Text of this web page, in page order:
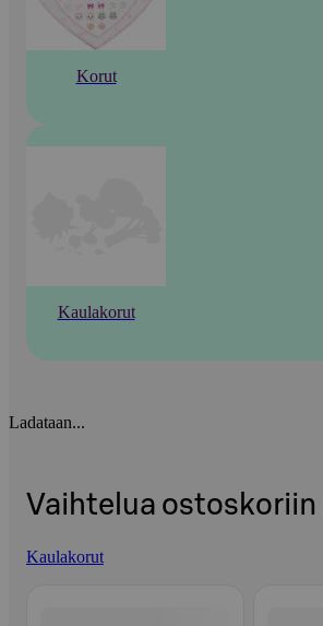
Korut
Kaulakorut
Ladataan...
Vaihtelua ostoskoriin
Kaulakorut